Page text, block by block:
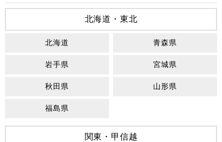
北海道・東北
北海道 青森県
岩手県 宮城県
秋田県 山形県
福島県
関東・甲信越